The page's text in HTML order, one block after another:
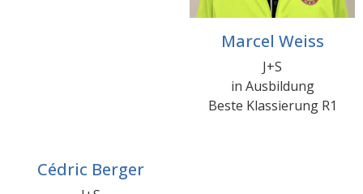
Marcel Weiss
J+S
in Ausbildung
Beste Klassierung R1
Cédric Berger